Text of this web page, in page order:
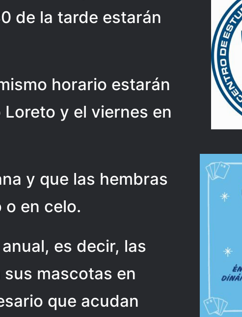
de la tarde estarán
horario estarán
y el viernes en
y que las hembras
en celo.
es decir, las
mascotas en
que acudan